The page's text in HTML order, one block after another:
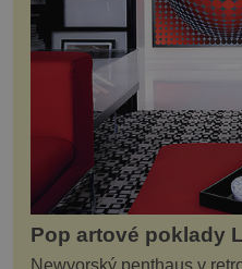
Pop artové poklady
Newyorský penthaus v